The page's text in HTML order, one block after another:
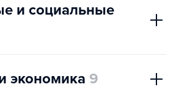
и социальные
экономика 9